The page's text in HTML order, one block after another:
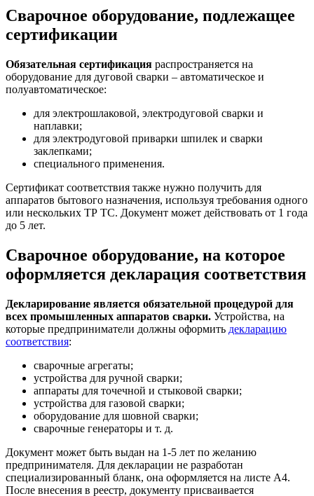
Сварочное оборудование, подлежащее
сертификации
Обязательная сертификация распространяется на
оборудование для дуговой сварки – автоматическое и
полуавтоматическое:
для электрошлаковой, электродуговой сварки и
наплавки;
для электродуговой приварки шпилек и сварки
заклепками;
специального применения.
Сертификат соответствия также нужно получить для
аппаратов бытового назначения, используя требования одного
или нескольких ТР ТС. Документ может действовать от 1 года
до 5 лет.
Сварочное оборудование, на которое
оформляется декларация соответствия
Декларирование является обязательной процедурой для
всех промышленных аппаратов сварки. Устройства, на
которые предприниматели должны оформить декларацию
соответствия:
сварочные агрегаты;
устройства для ручной сварки;
аппараты для точечной и стыковой сварки;
устройства для газовой сварки;
оборудование для шовной сварки;
сварочные генераторы и т. д.
Документ может быть выдан на 1-5 лет по желанию
предпринимателя. Для декларации не разработан
специализированный бланк, она оформляется на листе А4.
После внесения в реестр, документу присваивается